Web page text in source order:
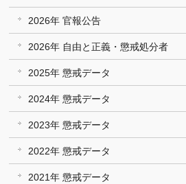
2026年 官報公告
2026年 自由と正義・懲戒処分者
2025年 懲戒データ
2024年 懲戒データ
2023年 懲戒データ
2022年 懲戒データ
2021年 懲戒データ